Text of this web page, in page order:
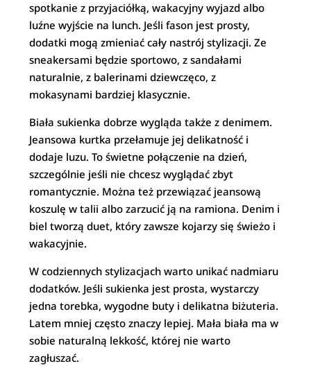
spotkanie z przyjaciółką, wakacyjny wyjazd albo
luźne wyjście na lunch. Jeśli fason jest prosty,
dodatki mogą zmieniać cały nastrój stylizacji. Ze
sneakersami będzie sportowo, z sandałami
naturalnie, z balerinami dziewczęco, z
mokasynami bardziej klasycznie.
Biała sukienka dobrze wygląda także z denimem.
Jeansowa kurtka przełamuje jej delikatność i
dodaje luzu. To świetne połączenie na dzień,
szczególnie jeśli nie chcesz wyglądać zbyt
romantycznie. Można też przewiązać jeansową
koszulę w talii albo zarzucić ją na ramiona. Denim i
biel tworzą duet, który zawsze kojarzy się świeżo i
wakacyjnie.
W codziennych stylizacjach warto unikać nadmiaru
dodatków. Jeśli sukienka jest prosta, wystarczy
jedna torebka, wygodne buty i delikatna biżuteria.
Latem mniej często znaczy lepiej. Mała biała ma w
sobie naturalną lekkość, której nie warto
zagłuszać.